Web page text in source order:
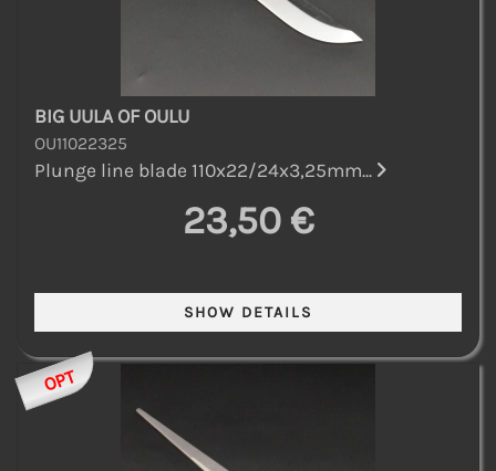
BIG UULA OF OULU
OU11022325
Plunge line blade 110x22/24x3,25mm...
23,50 €
OPT